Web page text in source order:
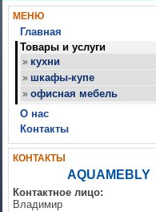
МЕНЮ
Главная
Товары и услуги
» кухни
» шкафы-купе
» офисная мебель
О нас
Контакты
КОНТАКТЫ
AQUAMEBLY
Контактное лицо:
Владимир